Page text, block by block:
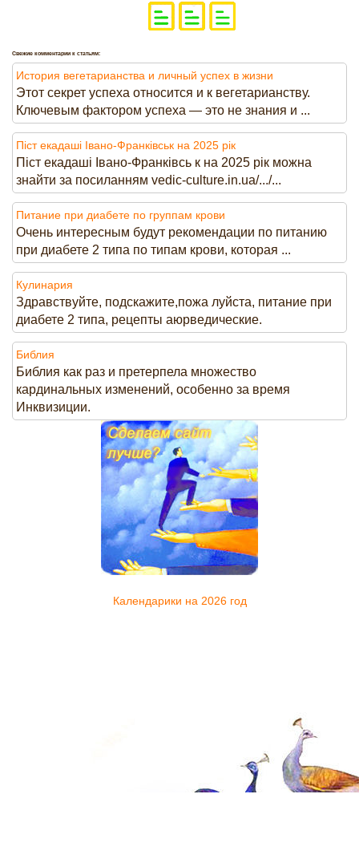
Свежие комментарии к статьям:
История вегетарианства и личный успех в жизни
Этот секрет успеха относится и к вегетарианству.
Ключевым фактором успеха — это не знания и ...
Піст екадаші Івано-Франківськ на 2025 рік
Піст екадаші Івано-Франківсь к на 2025 рік можна
знайти за посиланням vedic-culture.in.ua/.../...
Питание при диабете по группам крови
Очень интересным будут рекомендации по питанию
при диабете 2 типа по типам крови, которая ...
Кулинария
Здравствуйте, подскажите,пожа луйста, питание при
диабете 2 типа, рецепты аюрведические.
Библия
Библия как раз и претерпела множество
кардинальных изменений, особенно за время
Инквизиции.
Календарики на 2026 год